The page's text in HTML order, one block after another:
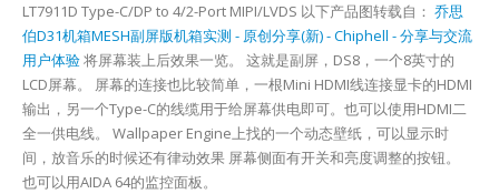
LT7911D Type-C/DP to 4/2-Port MIPI/LVDS 以下产品图转载自： 乔思
伯D31机箱MESH副屏版机箱实测 - 原创分享(新) - Chiphell - 分享与交流
用户体验将屏幕装上后效果一览。 这就是副屏，DS8，一个8英寸的
LCD屏幕。 屏幕的连接也比较简单，一根Mini HDMI线连接显卡的HDMI
输出，另一个Type-C的线缆用于给屏幕供电即可。也可以使用HDMI二
全一供电线。 Wallpaper Engine上找的一个动态壁纸，可以显示时
间，放音乐的时候还有律动效果 屏幕侧面有开关和亮度调整的按钮。
也可以用AIDA 64的监控面板。